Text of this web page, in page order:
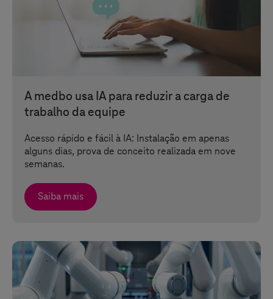
A medbo usa IA para reduzir a carga de
trabalho da equipe
Acesso rápido e fácil à IA: Instalação em apenas
alguns dias, prova de conceito realizada em nove
semanas.
Saiba mais